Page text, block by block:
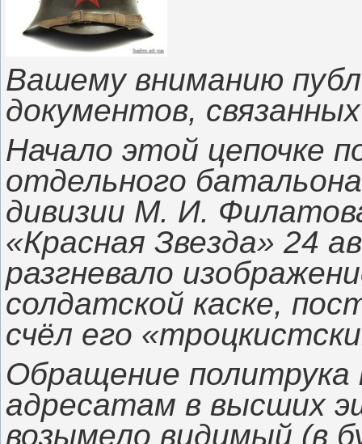
Вашему вниманию
документов,
Начало этой цепочке
отдельного
дивизии М. И.
«Красная Звезда» 24
разгневало
солдатской каске,
счёл его
Обращение политрука
адресатам в высших
возымело видимый (в